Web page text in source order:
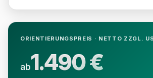
ORIENTIERUNGSPREIS · NETTO ZZGL.
ab1.490 €